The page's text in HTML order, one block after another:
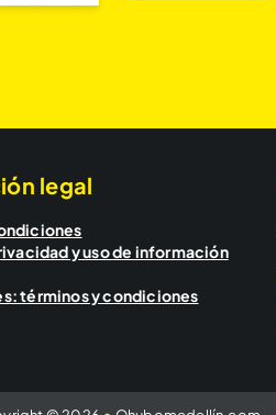
legal
y uso de información
términos y condiciones